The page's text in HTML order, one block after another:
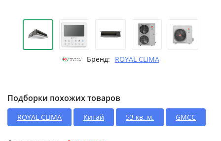
Бренд: ROYAL CLIMA
Подборки похожих товаров
ROYAL CLIMA Китай 53 кв. м. GMCC